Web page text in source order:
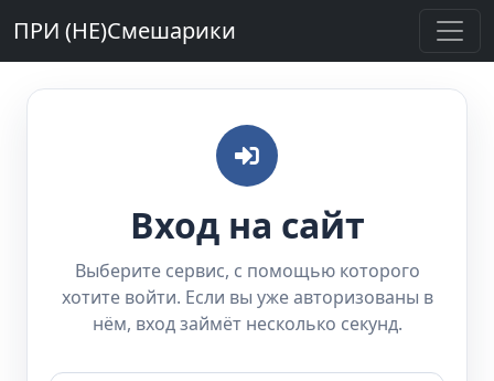
ПРИ (НЕ)Смешарики
Вход на сайт
Выберите сервис, с помощью которого
хотите войти. Если вы уже авторизованы в
нём, вход займёт несколько секунд.